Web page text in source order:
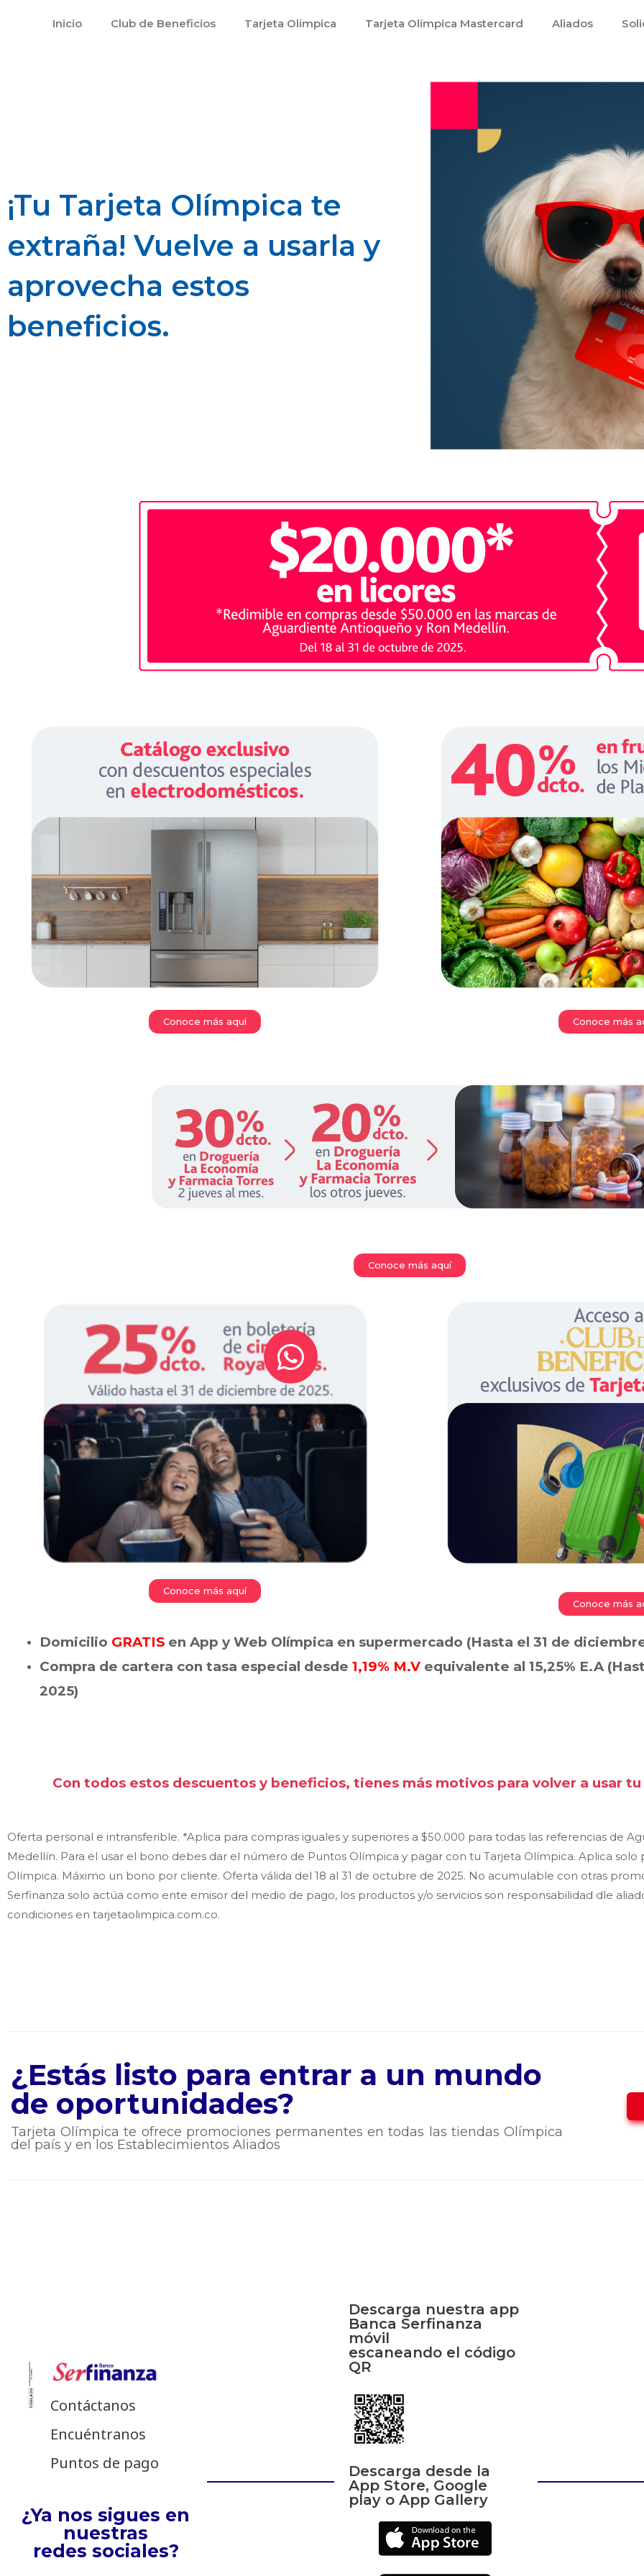
Inicio Club de Beneficios Tarjeta Olímpica Tarjeta Olímpica Mastercard Aliados
¡Tu Tarjeta Olímpica te
extraña! Vuelve a usarla y
aprovecha estos
beneficios.
Conoce más aquí Conoce más
Conoce más aquí
Conoce más aquí
Conoce más
Domicilio GRATIS en App y Web Olímpica en supermercado (Hasta el 31 de
Compra de cartera con tasa especial desde 1,19% M.V equivalente al 15,25% E.A
2025)
Con todos estos descuentos y beneficios, tienes más motivos para volver a usar
Oferta personal e intransferible. *Aplica para compras iguales y superiores a $50.000 para todas las referencias de
Medellín. Para el usar el bono debes dar el número de Puntos Olímpica y pagar con tu Tarjeta Olímpica. Aplica solo
Olímpica. Máximo un bono por cliente. Oferta válida del 18 al 31 de octubre de 2025. No acumulable con otras
Serfinanza solo actúa como ente emisor del medio de pago, los productos y/o servicios son responsabilidad dle
condiciones en tarjetaolimpica.com.co.
¿Estás listo para entrar a un mundo
de oportunidades?
Tarjeta Olímpica te ofrece promociones permanentes en todas las tiendas Olímpica
del país y en los Establecimientos Aliados
Contáctanos
Encuéntranos
Puntos de pago
¿Ya nos sigues en
nuestras
redes sociales?
Descarga nuestra app
Banca Serfinanza
móvil
escaneando el código
QR
Descarga desde la
App Store, Google
play o App Gallery